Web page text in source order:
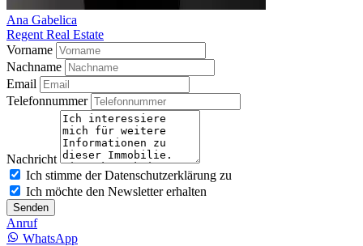
Ana Gabelica
Regent Real Estate
Vorname
Nachname
Email
Telefonnummer
Nachricht
Ich stimme der Datenschutzerklärung zu
Ich möchte den Newsletter erhalten
Senden
Anruf
WhatsApp